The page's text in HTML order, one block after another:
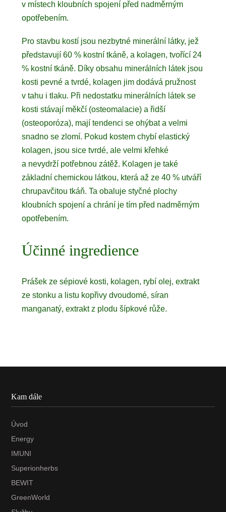
v místech kloubních spojení před nadměrným
opotřebením.
Pro stavbu kostí jsou nezbytné minerální látky, jež
představují 60 % kostní tkáně, a kolagen, tvořící 24
% kostní tkáně. Díky obsahu minerálních látek jsou
kosti pevné a tvrdé, kolagen jim dodává pružnost
v tahu i tlaku. Při nedostatku minerálních látek se
kosti stávají měkčí (osteomalacie) a řidší
(osteoporóza), mají tendenci se ohýbat a velmi
snadno se zlomí. Pokud kostem chybí elastický
kolagen, jsou sice tvrdé, ale velmi křehké
a nevydrží potřebnou zátěž. Kolagen je také
základní chemickou látkou, která až ze 40 % utváří
chrupavčitou tkáň. Ta obaluje styčné plochy
kloubních spojení a chrání je tím před nadměrným
opotřebením.
Účinné ingredience
Prášek ze sépiové kosti, kolagen, rybí olej, extrakt
ze stonku a listu kopřivy dvoudomé, síran
manganatý, extrakt z plodu šípkové růže.
Kam dále
Úvod
Energy
IMUNI
Superionherbs
BEWIT
GreenWorld